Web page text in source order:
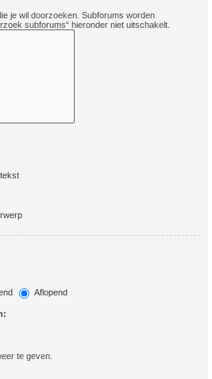
je wil doorzoeken. Subforums worden
subforums“ hieronder niet uitschakelt.
Aflopend
te geven.